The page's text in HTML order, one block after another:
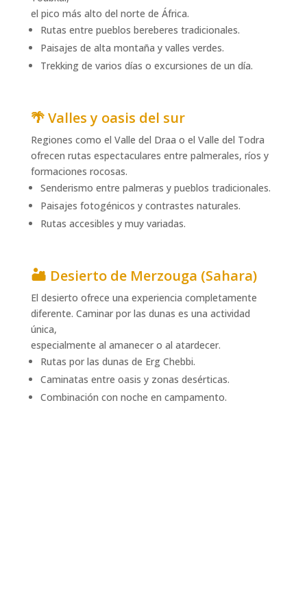
el pico más alto del norte de África.
Rutas entre pueblos bereberes tradicionales.
Paisajes de alta montaña y valles verdes.
Trekking de varios días o excursiones de un día.
🌴 Valles y oasis del sur
Regiones como el Valle del Draa o el Valle del Todra
ofrecen rutas espectaculares entre palmerales, ríos y
formaciones rocosas.
Senderismo entre palmeras y pueblos tradicionales.
Paisajes fotogénicos y contrastes naturales.
Rutas accesibles y muy variadas.
🏜️ Desierto de Merzouga (Sahara)
El desierto ofrece una experiencia completamente
diferente. Caminar por las dunas es una actividad
única,
especialmente al amanecer o al atardecer.
Rutas por las dunas de Erg Chebbi.
Caminatas entre oasis y zonas desérticas.
Combinación con noche en campamento.